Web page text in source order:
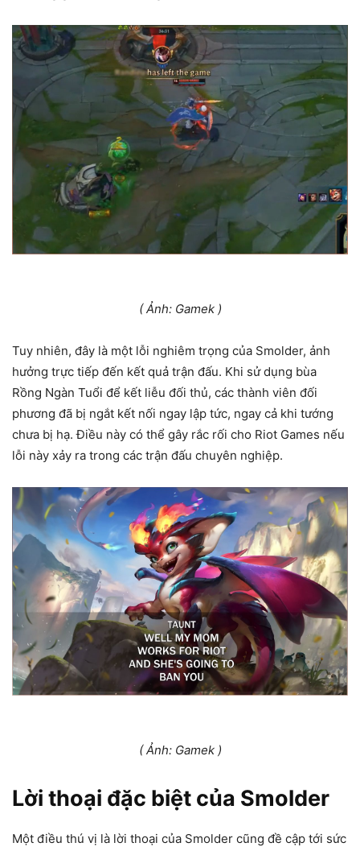
( Ảnh: Gamek )
Tuy nhiên, đây là một lỗi nghiêm trọng của Smolder, ảnh
hưởng trực tiếp đến kết quả trận đấu. Khi sử dụng bùa
Rồng Ngàn Tuổi để kết liễu đối thủ, các thành viên đối
phương đã bị ngắt kết nối ngay lập tức, ngay cả khi tướng
chưa bị hạ. Điều này có thể gây rắc rối cho Riot Games nếu
lỗi này xảy ra trong các trận đấu chuyên nghiệp.
( Ảnh: Gamek )
Lời thoại đặc biệt của Smolder
Một điều thú vị là lời thoại của Smolder cũng đề cập tới sức